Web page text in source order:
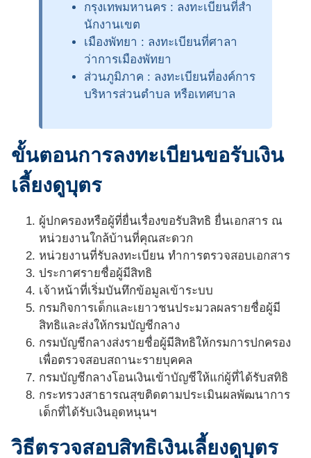
กรุงเทพมหานคร : ลงทะเบียนที่สํา
นักงานเขต
เมืองพัทยา : ลงทะเบียนที่ศาลา
ว่าการเมืองพัทยา
ส่วนภูมิภาค : ลงทะเบียนที่องค์การ
บริหารส่วนตําบล หรือเทศบาล
ขั้นตอนการลงทะเบียนขอรับเงิน
เลี้ยงดูบุตร
ผู้ปกครองหรือผู้ที่ยื่นเรื่องขอรับสิทธิ ยื่นเอกสาร ณ
หน่วยงานใกล้บ้านที่คุณสะดวก
หน่วยงานที่รับลงทะเบียน ทำการตรวจสอบเอกสาร
ประกาศรายชื่อผู้มีสิทธิ
เจ้าหน้าที่เริ่มบันทึกข้อมูลเข้าระบบ
กรมกิจการเด็กและเยาวชนประมวลผลรายชื่อผู้มี
สิทธิและส่งให้กรมบัญชีกลาง
กรมบัญชีกลางส่งรายชื่อผู้มีสิทธิให้กรมการปกครอง
เพื่อตรวจสอบสถานะรายบุคคล
กรมบัญชีกลางโอนเงินเข้าบัญชีให้แก่ผู้ที่ได้รับสทิธิ
กระทรวงสาธารณสุขติดตามประเมินผลพัฒนาการ
เด็กที่ได้รับเงินอุดหนุนฯ
วิธีตรวจสอบสิทธิเงินเลี้ยงดูบุตร